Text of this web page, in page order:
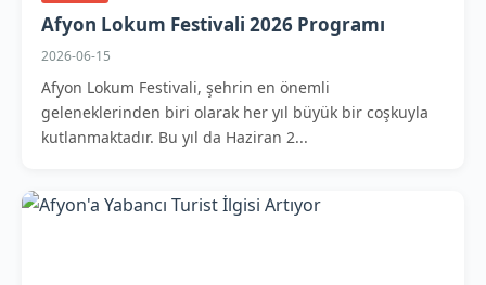
Afyon Lokum Festivali 2026 Programı
2026-06-15
Afyon Lokum Festivali, şehrin en önemli
geleneklerinden biri olarak her yıl büyük bir coşkuyla
kutlanmaktadır. Bu yıl da Haziran 2...